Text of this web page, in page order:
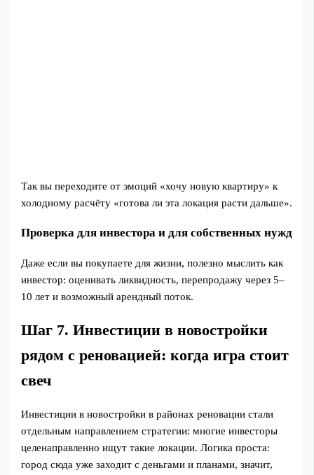
Так вы переходите от эмоций «хочу новую квартиру» к
холодному расчёту «готова ли эта локация расти дальше».
Проверка для инвестора и для собственных нужд
Даже если вы покупаете для жизни, полезно мыслить как
инвестор: оценивать ликвидность, перепродажу через 5–
10 лет и возможный арендный поток.
Шаг 7. Инвестиции в новостройки
рядом с реновацией: когда игра стоит
свеч
Инвестиции в новостройки в районах реновации стали
отдельным направлением стратегии: многие инвесторы
целенаправленно ищут такие локации. Логика проста:
город сюда уже заходит с деньгами и планами, значит,